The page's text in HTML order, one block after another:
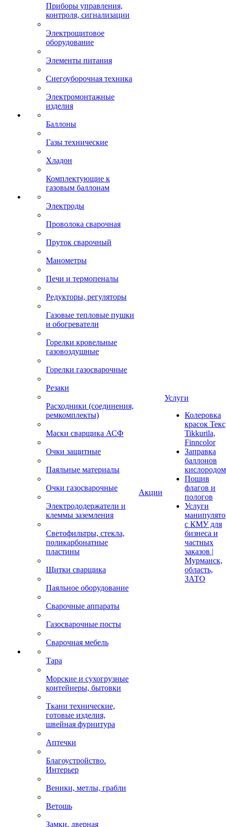
Приборы управления,
контроля, сигнализации
Электрощитовое
оборудование
Элементы питания
Снегоуборочная техника
Электромонтажные
изделия
Баллоны
Газы технические
Хладон
Комплектующие к
газовым баллонам
Электроды
Проволока сварочная
Пруток сварочный
Манометры
Печи и термопеналы
Редукторы, регуляторы
Газовые тепловые пушки
и обогреватели
Горелки кровельные
газовоздушные
Горелки газосварочные
Резаки
Расходники (соединения,
ремкомплекты)
Маски сварщика АСФ
Очки защитные
Паяльные материалы
Очки газосварочные
Электрододержатели и
клеммы заземления
Светофильтры, стекла,
поликарбонатные
пластины
Щитки сварщика
Паяльное оборудование
Сварочные аппараты
Газосварочные посты
Сварочная мебель
Тара
Морские и сухогрузные
контейнеры, бытовки
Ткани технические,
готовые изделия,
швейная фурнитура
Аптечки
Благоустройство.
Интерьер
Веники, метлы, грабли
Ветошь
Замки, дверная
Акции
Услуги
Колеровка
красок
Tikkurila,
Finncolor
Заправка
баллонов
кислородом
Пошив
флагов и
пологов
Услуги
с КМУ для
бизнеса и
частных
заказов |
Мурманск,
область,
ЗАТО